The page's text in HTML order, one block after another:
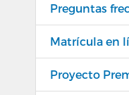
Preguntas
Matrícula en
Proyecto